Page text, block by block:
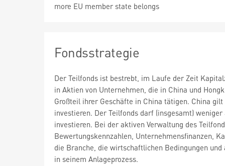
more EU member state belongs
Fondsstrategie
Der Teilfonds ist bestrebt, im Laufe der Zeit
in Aktien von Unternehmen, die in China und
Großteil ihrer Geschäfte in China tätigen. China
investieren. Der Teilfonds darf (insgesamt)
investieren. Bei der aktiven Verwaltung des
Bewertungskennzahlen, Unternehmensfinanzen,
die Branche, die wirtschaftlichen Bedingungen
in seinem Anlageprozess.